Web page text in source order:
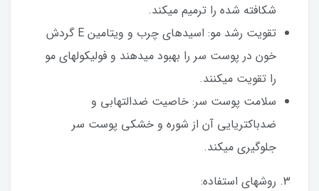
شکافته شده را ترمیم میکند.
تقویت رشد مو: اسیدهای چرب و ویتامین E گردش
خون در پوست سر را بهبود میدهند و فولیکولهای مو
را تقویت میکنند.
سلامت پوست سر: خاصیت ضدالتهابی و
ضدباکتریایی آن از شوره و خشکی پوست سر
جلوگیری میکند.
3. روشهای استفاده: